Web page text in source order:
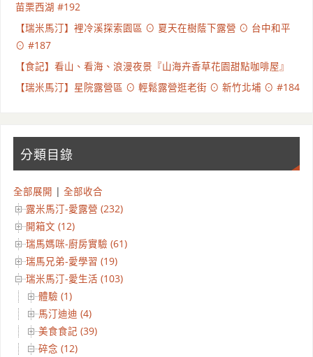
苗栗西湖 #192
【瑞米馬汀】裡冷溪探索園區 ⊙ 夏天在樹蔭下露營 ⊙ 台中和平
⊙ #187
【食記】看山、看海、浪漫夜景『山海卉香草花園甜點咖啡屋』
【瑞米馬汀】星院露營區 ⊙ 輕鬆露營逛老街 ⊙ 新竹北埔 ⊙ #184
分類目錄
全部展開 | 全部收合
露米馬汀-愛露營 (232)
開箱文 (12)
瑞馬媽咪-廚房實驗 (61)
瑞馬兄弟-愛學習 (19)
瑞米馬汀-愛生活 (103)
體驗 (1)
馬汀迪迪 (4)
美食食記 (39)
碎念 (12)